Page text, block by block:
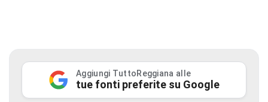
Aggiungi TuttoReggiana alle
tue fonti preferite su Google